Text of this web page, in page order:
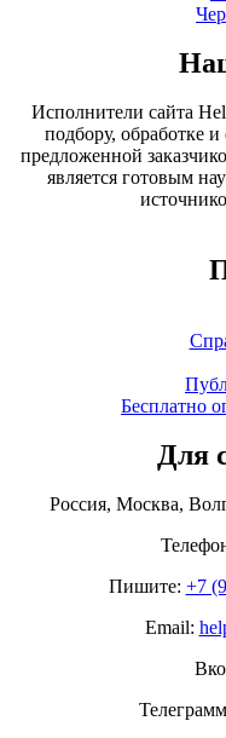
Исполнители сайта
подбору, обработке
предложенной
является готовым
Бесплатно
Для
Россия, Москва,
Пишите: +7
Email: